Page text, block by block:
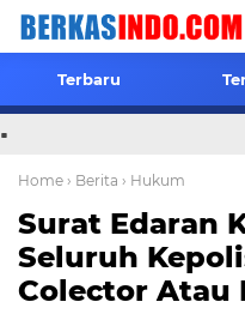
Terbaru
.
Home › Berita › Hukum
Surat Edaran
Seluruh
Colector Atau